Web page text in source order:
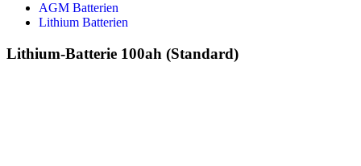
AGM Batterien
Lithium Batterien
Lithium-Batterie 100ah (Standard)